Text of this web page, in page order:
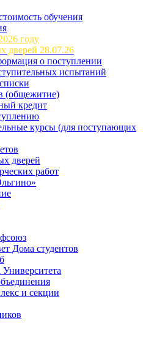
обучения
году
дверей 28.07.26
о поступлении
испытаний
(общежитие)
кредит
курсы (для поступающих
дверей
работ
Дома студентов
и секции